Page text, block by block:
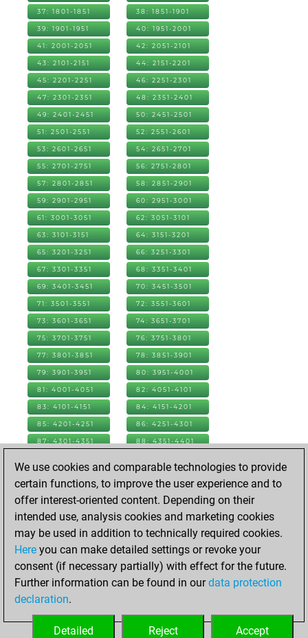
37: 1801-1851 38: 1851-1901
39: 1901-1951 40: 1951-2001
41: 2001-2051 42: 2051-2101
43: 2101-2151 44: 2151-2201
45: 2201-2251 46: 2251-2301
47: 2301-2351 48: 2351-2401
49: 2401-2451 50: 2451-2501
51: 2501-2551 52: 2551-2601
53: 2601-2651 54: 2651-2701
55: 2701-2751 56: 2751-2801
57: 2801-2851 58: 2851-2901
59: 2901-2951 60: 2951-3001
61: 3001-3051 62: 3051-3101
63: 3101-3151 64: 3151-3201
65: 3201-3251 66: 3251-3301
67: 3301-3351 68: 3351-3401
69: 3401-3451 70: 3451-3501
71: 3501-3551 72: 3551-3601
73: 3601-3651 74: 3651-3701
75: 3701-3751 76: 3751-3801
77: 3801-3851 78: 3851-3901
79: 3901-3951 80: 3951-4001
81: 4001-4051 82: 4051-4101
83: 4101-4151 84: 4151-4201
85: 4201-4251 86: 4251-4301
87: 4301-4351 88: 4351-4401
92: 4551-4601
97: 4801-4851 98: 4851-4901
100: 4951-5001
101: 5001-5051 102: 5051-5101
103: 5101-5151 104: 5151-5201
105: 5201-5251
107: 5301-5312
We use cookies and comparable technologies to provide
certain functions, to improve the user experience and to
offer interest-oriented content. Depending on their
intended use, analysis cookies and marketing cookies
may be used in addition to technically required cookies.
Here you can make detailed settings or revoke your
consent (if necessary partially) with effect for the future.
Further information can be found in ourdata protection
declaration.
Accept
Reject
Detailed